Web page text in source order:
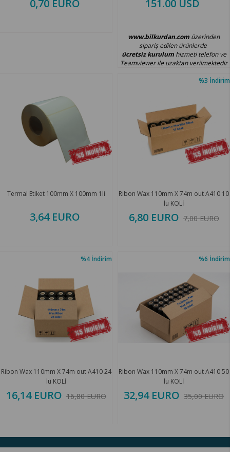
0,70 EURO 151.00 USD
www.bilkurdan.com üzerinden
sipariş edilen ürünlerde
ücretsiz kurulumhizmeti telefon ve
Teamviewer ile uzaktan verilmektedir
Termal Etiket 100mm X 100mm 1li
3,64 EURO
Ribon Wax 110mm X 74m out A410 10
lu KOLİ
6,80 EURO 7,00 EURO
%3 İndirim
Ribon Wax 110mm X 74m out A410 24
lü KOLİ
16,14 EURO 16,80 EURO
%4 İndirim
Ribon Wax 110mm X 74m out A410 50
lu KOLİ
32,94 EURO 35,00 EURO
%6 İndirim